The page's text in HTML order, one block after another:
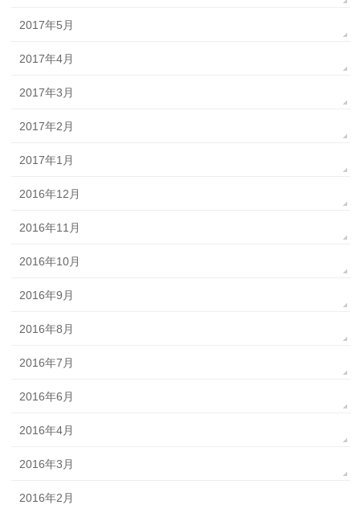
2017年5月
2017年4月
2017年3月
2017年2月
2017年1月
2016年12月
2016年11月
2016年10月
2016年9月
2016年8月
2016年7月
2016年6月
2016年4月
2016年3月
2016年2月